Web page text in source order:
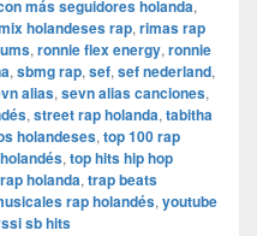
más seguidores holanda,
holandeses rap, rimas rap
, ronnie flex energy, ronnie
, sbmg rap, sef, sef nederland,
alias, sevn alias canciones,
, street rap holanda, tabitha
holandeses, top 100 rap
, top hits hip hop
holanda, trap beats
rap holandés, youtube
sb hits